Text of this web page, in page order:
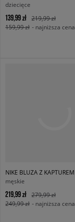
dziecięce
139,99 zł
219,99 zł
159,99 zł - najniższa cena
męskie
219,99 zł
279,99 zł
249,99 zł - najniższa cena